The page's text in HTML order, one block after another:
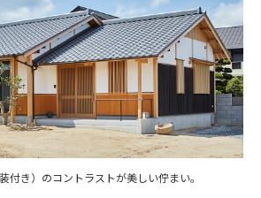
付き）のコントラストが美しい佇まい。